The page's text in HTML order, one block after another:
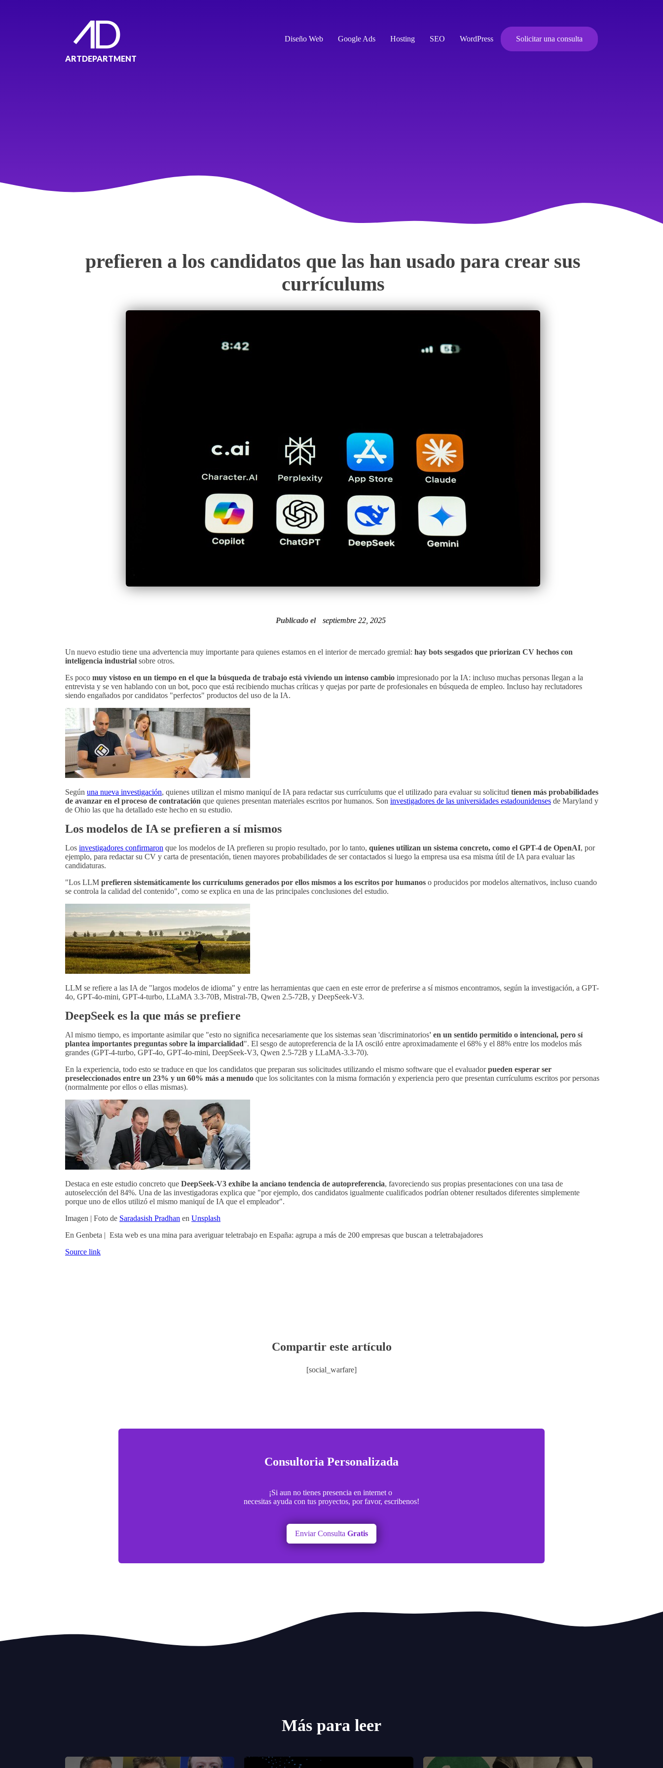
ARTDEPARTMENT
Diseño Web Google Ads Hosting SEO WordPress Solicitar una consulta
prefieren a los candidatos que las han usado para crear sus
currículums
Publicado el septiembre 22, 2025
Un nuevo estudio tiene una advertencia muy importante para quienes estamos en el interior de mercado gremial: hay bots sesgados que priorizan CV hechos con
inteligencia industrial sobre otros.
Es poco muy vistoso en un tiempo en el que la búsqueda de trabajo está viviendo un intenso cambio impresionado por la IA: incluso muchas personas llegan a la
entrevista y se ven hablando con un bot, poco que está recibiendo muchas críticas y quejas por parte de profesionales en búsqueda de empleo. Incluso hay reclutadores
siendo engañados por candidatos "perfectos" productos del uso de la IA.
Según una nueva investigación, quienes utilizan el mismo maniquí de IA para redactar sus currículums que el utilizado para evaluar su solicitud tienen más probabilidades
de avanzar en el proceso de contratación que quienes presentan materiales escritos por humanos. Son investigadores de las universidades estadounidenses de Maryland y
de Ohio las que ha detallado este hecho en su estudio.
Los modelos de IA se prefieren a sí mismos
Los investigadores confirmaron que los modelos de IA prefieren su propio resultado, por lo tanto, quienes utilizan un sistema concreto, como el GPT-4 de OpenAI, por
ejemplo, para redactar su CV y carta de presentación, tienen mayores probabilidades de ser contactados si luego la empresa usa esa misma útil de IA para evaluar las
candidaturas.
"Los LLM prefieren sistemáticamente los currículums generados por ellos mismos a los escritos por humanos o producidos por modelos alternativos, incluso cuando
se controla la calidad del contenido", como se explica en una de las principales conclusiones del estudio.
LLM se refiere a las IA de "largos modelos de idioma" y entre las herramientas que caen en este error de preferirse a sí mismos encontramos, según la investigación, a GPT-
4o, GPT-4o-mini, GPT-4-turbo, LLaMA 3.3-70B, Mistral-7B, Qwen 2.5-72B, y DeepSeek-V3.
DeepSeek es la que más se prefiere
Al mismo tiempo, es importante asimilar que "esto no significa necesariamente que los sistemas sean 'discriminatorios' en un sentido permitido o intencional, pero sí
plantea importantes preguntas sobre la imparcialidad". El sesgo de autopreferencia de la IA osciló entre aproximadamente el 68% y el 88% entre los modelos más
grandes (GPT-4-turbo, GPT-4o, GPT-4o-mini, DeepSeek-V3, Qwen 2.5-72B y LLaMA-3.3-70).
En la experiencia, todo esto se traduce en que los candidatos que preparan sus solicitudes utilizando el mismo software que el evaluadorpueden esperar ser
preseleccionados entre un 23% y un 60% más a menudo que los solicitantes con la misma formación y experiencia pero que presentan currículums escritos por personas
(normalmente por ellos o ellas mismas).
Destaca en este estudio concreto que DeepSeek-V3 exhibe la anciano tendencia de autopreferencia, favoreciendo sus propias presentaciones con una tasa de
autoselección del 84%. Una de las investigadoras explica que "por ejemplo, dos candidatos igualmente cualificados podrían obtener resultados diferentes simplemente
porque uno de ellos utilizó el mismo maniquí de IA que el empleador".
Imagen | Foto de Saradasish Pradhan en Unsplash
En Genbeta | Esta web es una mina para averiguar teletrabajo en España: agrupa a más de 200 empresas que buscan a teletrabajadores
Source link
Compartir este artículo
[social_warfare]
Consultoria Personalizada
¡Si aun no tienes presencia en internet o
necesitas ayuda con tus proyectos, por favor, escribenos!
Enviar Consulta Gratis
Más para leer